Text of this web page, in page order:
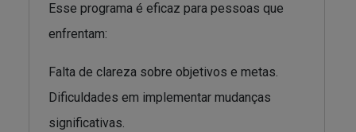
Esse programa é eficaz para pessoas que
enfrentam:
Falta de clareza sobre objetivos e metas.
Dificuldades em implementar mudanças
significativas.